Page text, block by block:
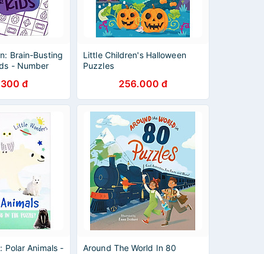
Brain-Busting
- Number
đ
Little Children's Halloween
Puzzles
256.000 đ
Polar Animals -
Around The World In 80